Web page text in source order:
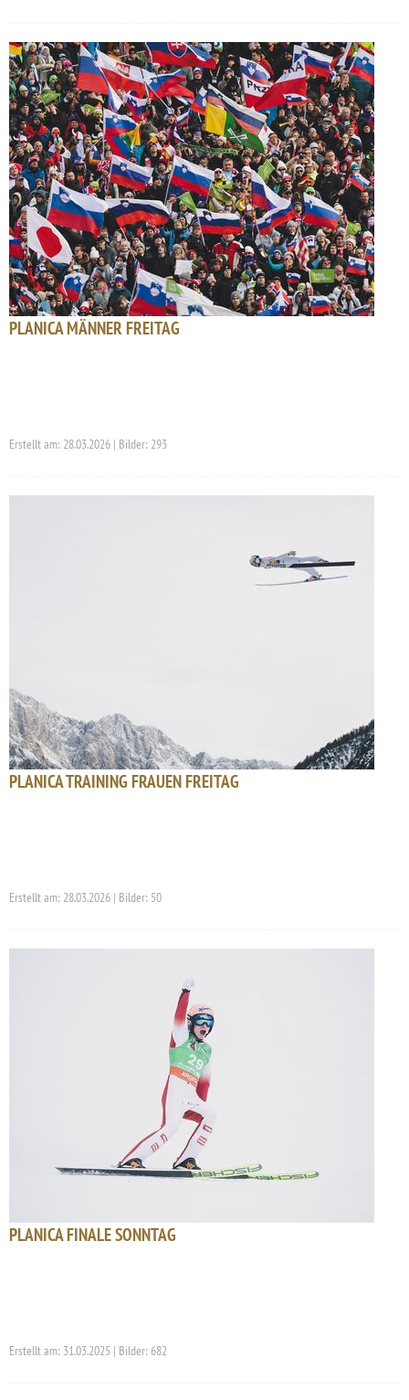
PLANICA MÄNNER FREITAG
Erstellt am: 28.03.2026 | Bilder: 293
PLANICA TRAINING FRAUEN FREITAG
Erstellt am: 28.03.2026 | Bilder: 50
PLANICA FINALE SONNTAG
Erstellt am: 31.03.2025 | Bilder: 682